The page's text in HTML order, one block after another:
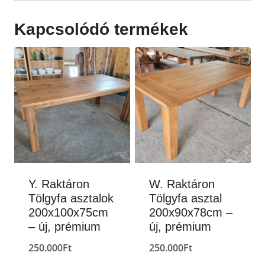
Kapcsolódó termékek
Y. Raktáron
Tölgyfa asztalok
200x100x75cm
– új, prémium
250.000Ft
W. Raktáron
Tölgyfa asztal
200x90x78cm –
új, prémium
250.000Ft